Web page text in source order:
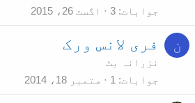
جوابات 3 اگست 26، 2015
ن فری لانس ورک
نزرانہ بٹ
جوابات
1 ستمبر 18، 2014